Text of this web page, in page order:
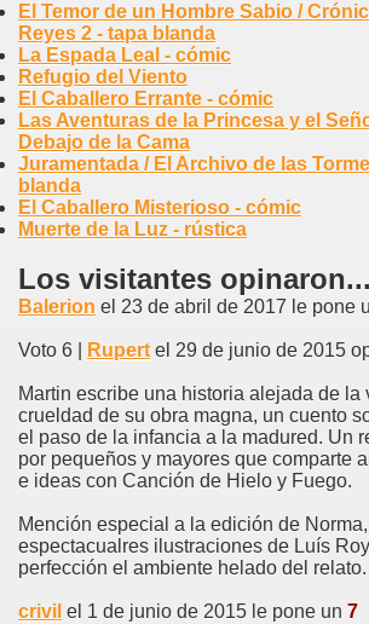
El Temor de un Hombre Sabio /
Reyes 2 - tapa blanda
La Espada Leal - cómic
Refugio del Viento
El Caballero Errante - cómic
Las Aventuras de la Princesa y el
Debajo de la Cama
Juramentada / El Archivo de las
blanda
El Caballero Misterioso - cómic
Muerte de la Luz - rústica
Los visitantes opinaron...
Balerion el 23 de abril de 2017 le pone
Voto 6 | Rupert el 29 de junio de 2015
Martin escribe una historia alejada de la
crueldad de su obra magna, un cuento
el paso de la infancia a la madured. Un
por pequeños y mayores que comparte
e ideas con Canción de Hielo y Fuego.
Mención especial a la edición de
espectacualres ilustraciones de Luís
perfección el ambiente helado del relato.
crivil el 1 de junio de 2015 le pone un 7